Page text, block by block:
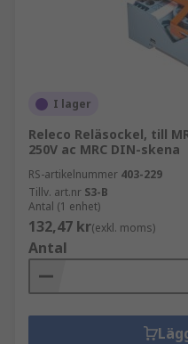
I lager
Releco Reläsockel, till
250V ac MRC DIN-skena
RS-artikelnummer 403-229
Tillv. art.nr S3-B
Antal (1 enhet)
132,47 kr(exkl. moms)
Antal